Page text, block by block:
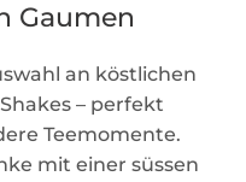
Gaumen
an köstlichen
– perfekt
Teemomente.
mit einer süssen